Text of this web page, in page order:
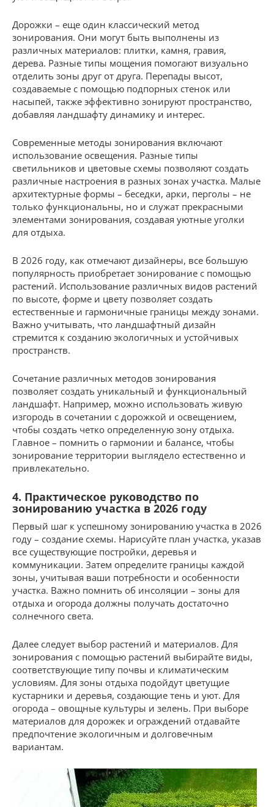
Дорожки – еще один классический метод
зонирования. Они могут быть выполнены из
различных материалов: плитки, камня, гравия,
дерева. Разные типы мощения помогают визуально
отделить зоны друг от друга. Перепады высот,
создаваемые с помощью подпорных стенок или
насыпей, также эффективно зонируют пространство,
добавляя ландшафту динамику и интерес.
Современные методы зонирования включают
использование освещения. Разные типы
светильников и цветовые схемы позволяют создать
различные настроения в разных зонах участка. Малые
архитектурные формы – беседки, арки, перголы – не
только функциональны, но и служат прекрасными
элементами зонирования, создавая уютные уголки
для отдыха.
В 2026 году, как отмечают дизайнеры, все большую
популярность приобретает зонирование с помощью
растений. Использование различных видов растений
по высоте, форме и цвету позволяет создать
естественные и гармоничные границы между зонами.
Важно учитывать, что ландшафтный дизайн
стремится к созданию экологичных и устойчивых
пространств.
Сочетание различных методов зонирования
позволяет создать уникальный и функциональный
ландшафт. Например, можно использовать живую
изгородь в сочетании с дорожкой и освещением,
чтобы создать четко определенную зону отдыха.
Главное – помнить о гармонии и балансе, чтобы
зонирование территории выглядело естественно и
привлекательно.
4. Практическое руководство по
зонированию участка в 2026 году
Первый шаг к успешному зонированию участка в 2026
году – создание схемы. Нарисуйте план участка, указав
все существующие постройки, деревья и
коммуникации. Затем определите границы каждой
зоны, учитывая ваши потребности и особенности
участка. Важно помнить об инсоляции – зоны для
отдыха и огорода должны получать достаточно
солнечного света.
Далее следует выбор растений и материалов. Для
зонирования с помощью растений выбирайте виды,
соответствующие типу почвы и климатическим
условиям. Для зоны отдыха подойдут цветущие
кустарники и деревья, создающие тень и уют. Для
огорода – овощные культуры и зелень. При выборе
материалов для дорожек и ограждений отдавайте
предпочтение экологичным и долговечным
вариантам.